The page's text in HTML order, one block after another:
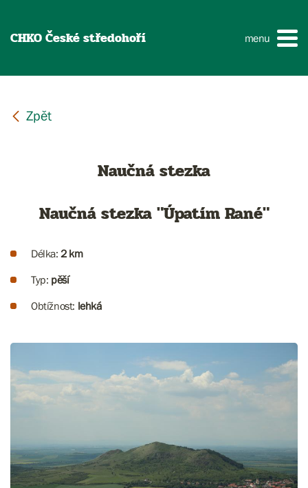
CHKO České středohoří menu
Naučná stezka
Naučná stezka "Úpatím Rané"
Délka:2 km
Typ: pěší
Obtížnost: lehká